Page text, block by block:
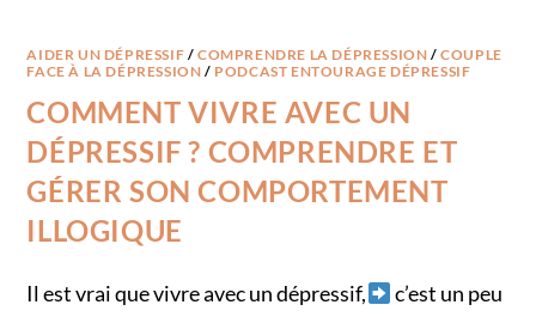
AIDER UN DÉPRESSIF /COMPRENDRE LA DÉPRESSION /COUPLE
FACE À LA DÉPRESSION / PODCAST ENTOURAGE DÉPRESSIF
COMMENT VIVRE AVEC UN
DÉPRESSIF ? COMPRENDRE ET
GÉRER SON COMPORTEMENT
ILLOGIQUE
Il est vrai que vivre avec un dépressif,
c’est un peu